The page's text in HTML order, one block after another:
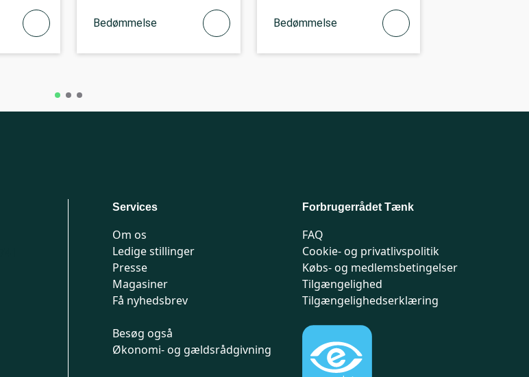
Bedømmelse Bedømmelse
Services
Om os
Ledige stillinger
Presse
Magasiner
Få nyhedsbrev
Besøg også
Økonomi- og gældsrådgivning
Forbrugerrådet Tænk
FAQ
Cookie- og privatlivspolitik
Købs- og medlemsbetingelser
Tilgængelighed
Tilgængelighedserklæring